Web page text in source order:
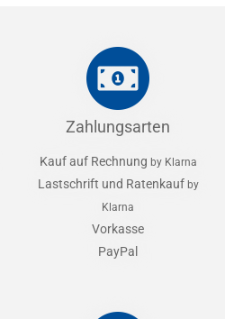
Zahlungsarten
Kauf auf Rechnung by Klarna
Lastschrift und Ratenkauf by
Klarna
Vorkasse
PayPal